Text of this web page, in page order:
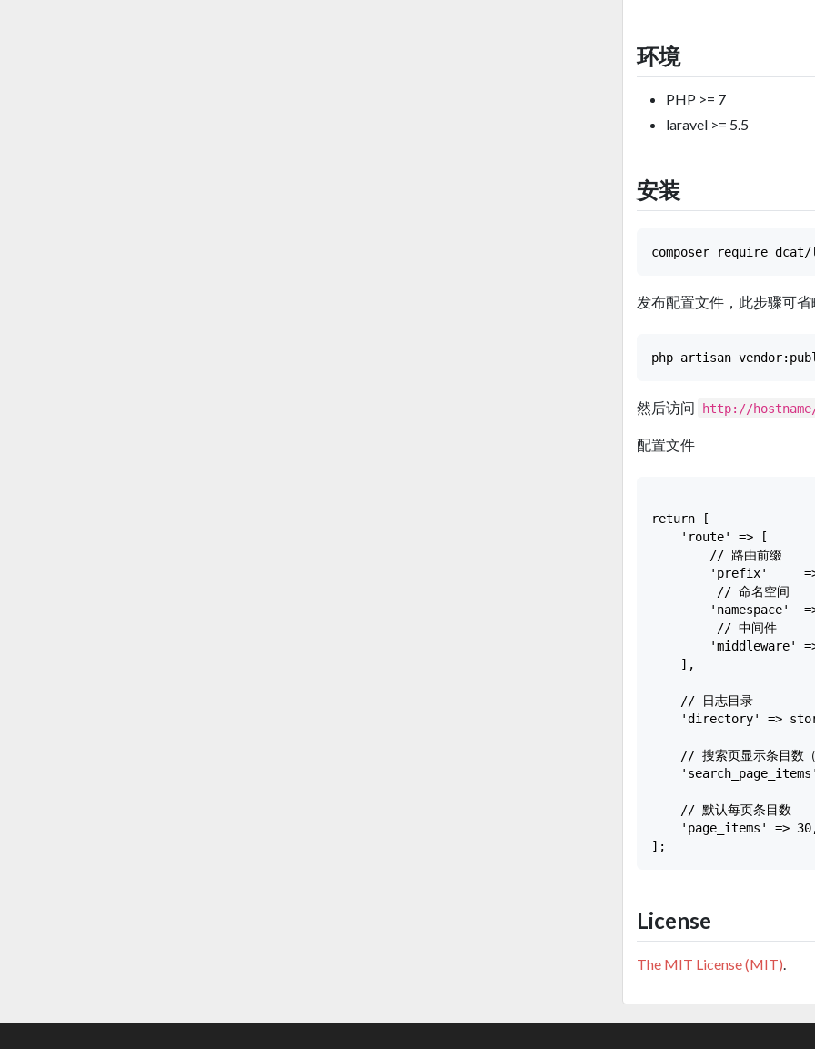
环境
PHP >= 7
laravel >= 5.5
安装
发布配置文件，此步骤可省
然后访问 http://
配置文件
return [
    'route' => [
        // 路由前缀
'prefix'
         // 命名空间
'namespace'
         // 中间件
'middleware'
    ],
    // 日志目录
'directory' =>
// 搜索页显示条目数
    // 默认每页条目数
'page_items' =>
License
The MIT License (MIT)